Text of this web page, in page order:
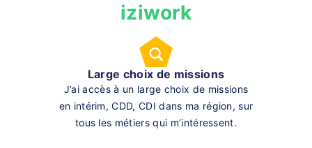
iziwork
Large choix de missions
J’ai accès à un large choix de missions
en intérim, CDD, CDI dans ma région, sur
tous les métiers qui m’intéressent.